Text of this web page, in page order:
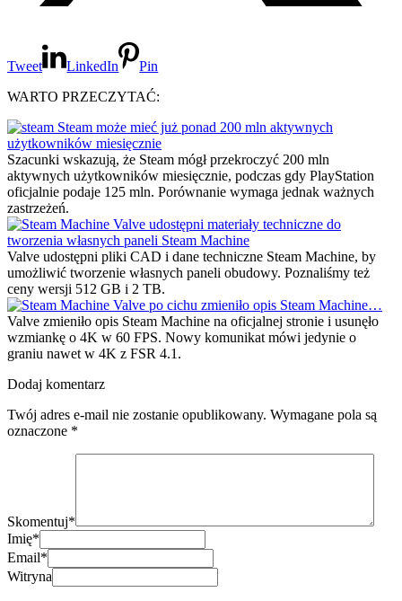
Tweet LinkedIn
Pin
WARTO PRZECZYTAĆ:
Steam może mieć już ponad 200 mln aktywnych
użytkowników miesięcznie
Szacunki wskazują, że Steam mógł przekroczyć 200 mln
aktywnych użytkowników miesięcznie, podczas gdy PlayStation
oficjalnie podaje 125 mln. Porównanie wymaga jednak ważnych
zastrzeżeń.
Valve udostępni materiały techniczne do
tworzenia własnych paneli Steam Machine
Valve udostępni pliki CAD i dane techniczne Steam Machine, by
umożliwić tworzenie własnych paneli obudowy. Poznaliśmy też
ceny wersji 512 GB i 2 TB.
Valve po cichu zmieniło opis Steam Machine…
Valve zmieniło opis Steam Machine na oficjalnej stronie i usunęło
wzmiankę o 4K w 60 FPS. Nowy komunikat mówi jedynie o
graniu nawet w 4K z FSR 4.1.
Dodaj komentarz
Twój adres e-mail nie zostanie opublikowany. Wymagane pola są
oznaczone *
Skomentuj*
Imię*
Email*
Witryna